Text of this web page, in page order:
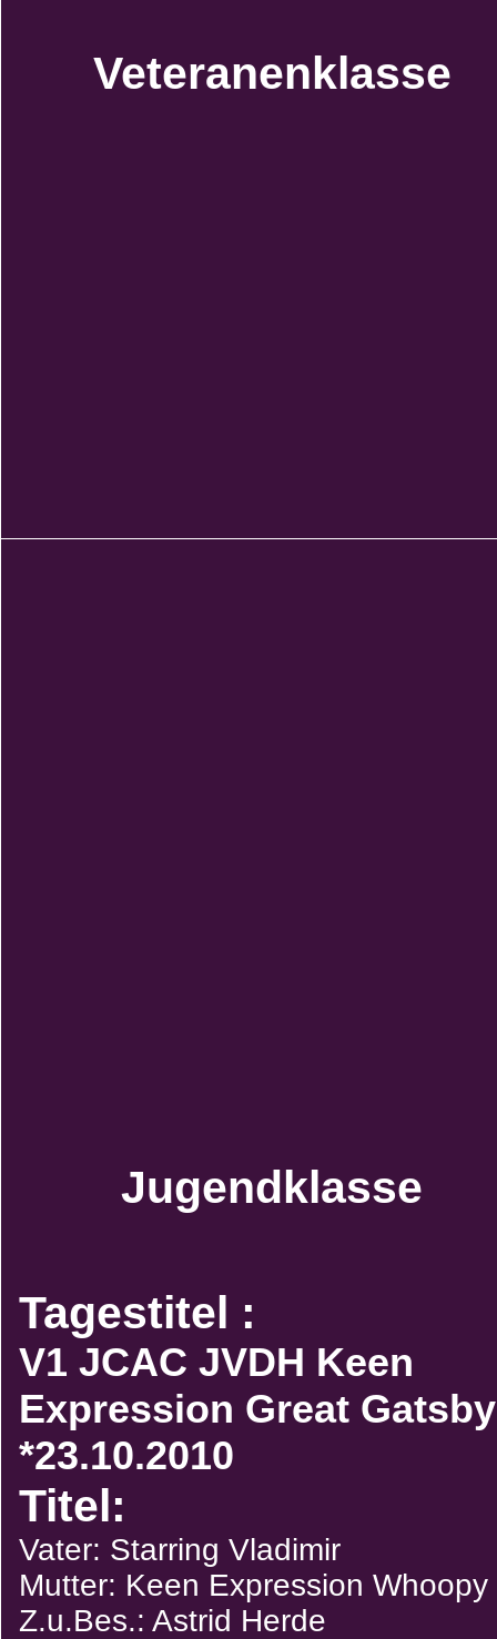
Veteranenklasse
Jugendklasse
Tagestitel :
V1 JCAC JVDH Keen
Expression Great Gatsby
*23.10.2010
Titel:
Vater: Starring Vladimir
Mutter: Keen Expression Whoopy
Z.u.Bes.: Astrid Herde